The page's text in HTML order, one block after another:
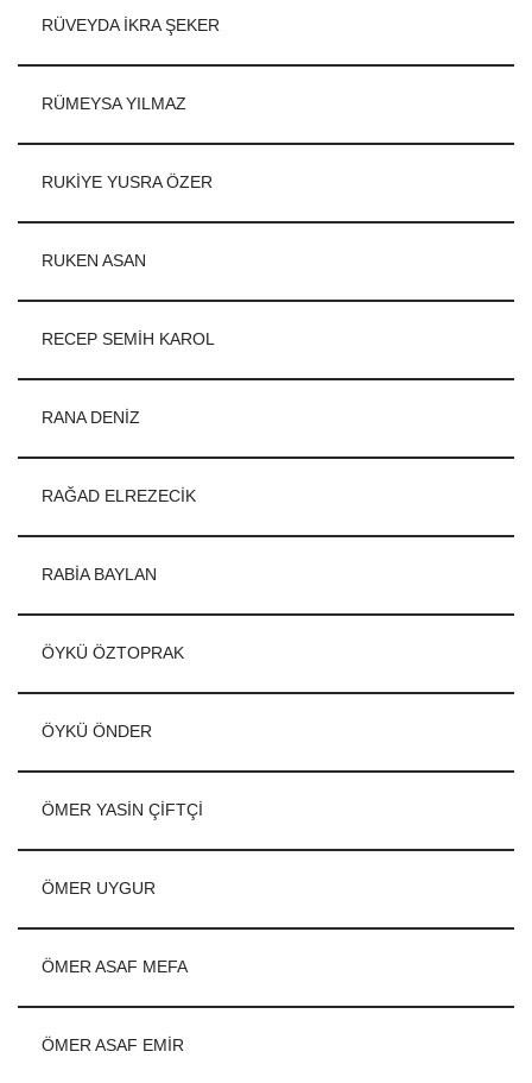
RÜVEYDA İKRA ŞEKER
RÜMEYSA YILMAZ
RUKİYE YUSRA ÖZER
RUKEN ASAN
RECEP SEMİH KAROL
RANA DENİZ
RAĞAD ELREZECİK
RABİA BAYLAN
ÖYKÜ ÖZTOPRAK
ÖYKÜ ÖNDER
ÖMER YASİN ÇİFTÇİ
ÖMER UYGUR
ÖMER ASAF MEFA
ÖMER ASAF EMİR